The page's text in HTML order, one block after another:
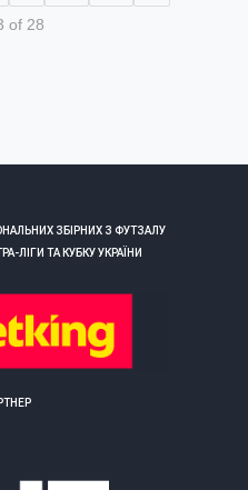
of 28
ЗБІРНИХ З ФУТЗАЛУ
ЛІГИ ТА КУБКУ УКРАЇНИ